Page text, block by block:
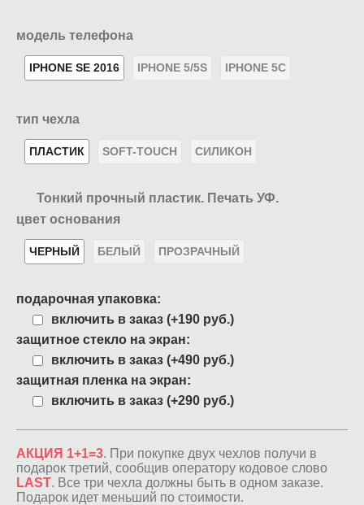
модель телефона
IPHONE SE 2016 IPHONE 5/5S IPHONE 5C
тип чехла
ПЛАСТИК SOFT-TOUCH СИЛИКОН
Тонкий прочный пластик. Печать УФ.
цвет основания
ЧЕРНЫЙ БЕЛЫЙ ПРОЗРАЧНЫЙ
подарочная упаковка:
включить в заказ (+190 руб.)
защитное стекло на экран:
включить в заказ (+490 руб.)
защитная пленка на экран:
включить в заказ (+290 руб.)
АКЦИЯ 1+1=3. При покупке двух чехлов получи в
подарок третий, сообщив оператору кодовое слово
LAST. Все три чехла должны быть в одном заказе.
Подарок идет меньший по стоимости.